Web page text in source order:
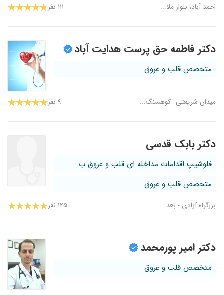
احمد آباد، بلوار ملا... ۱۱۱ نفر
دکتر فاطمه حق پرست هدایت آباد
متخصص قلب و عروق
میدان شریعتی_ کوهسنگ... ۹ نفر
دکتر بابک قدسی
فلوشیپ اقدامات مداخله ای قلب و عروق ب...
متخصص قلب و عروق
بزرگراه آزادی - بعد... ۱۲۵ نفر
دکتر امیر پورمحمد
متخصص قلب و عروق